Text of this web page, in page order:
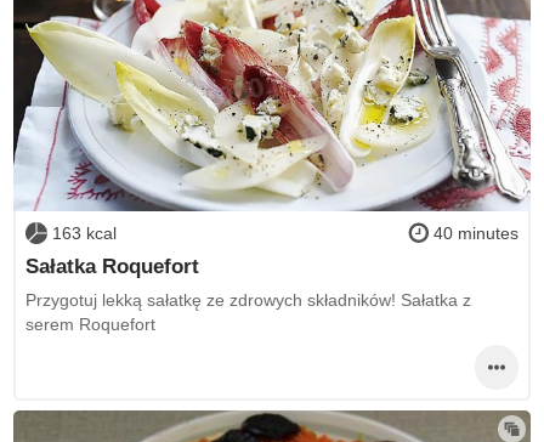
163 kcal 40 minutes
Sałatka Roquefort
Przygotuj lekką sałatkę ze zdrowych składników! Sałatka z
serem Roquefort